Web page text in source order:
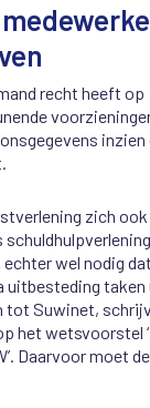
recht heeft op
inzien
zich
wel nodig
uitbesteding
tot Suwinet,
het wetsvoorstel
Daarvoor moet